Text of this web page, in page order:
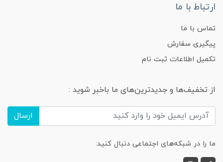
ارتباط با ما
تماس با ما
پیگیری سفارش
تکمیل اطلاعات ثبت نام
از تخفیف‌ها و جدیدترین‌های ما باخبر شوید :
ارسال
ما را در شبکه‌های اجتماعی دنبال کنید: